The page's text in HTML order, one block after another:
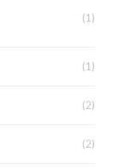
(1)
(1)
(2)
(2)